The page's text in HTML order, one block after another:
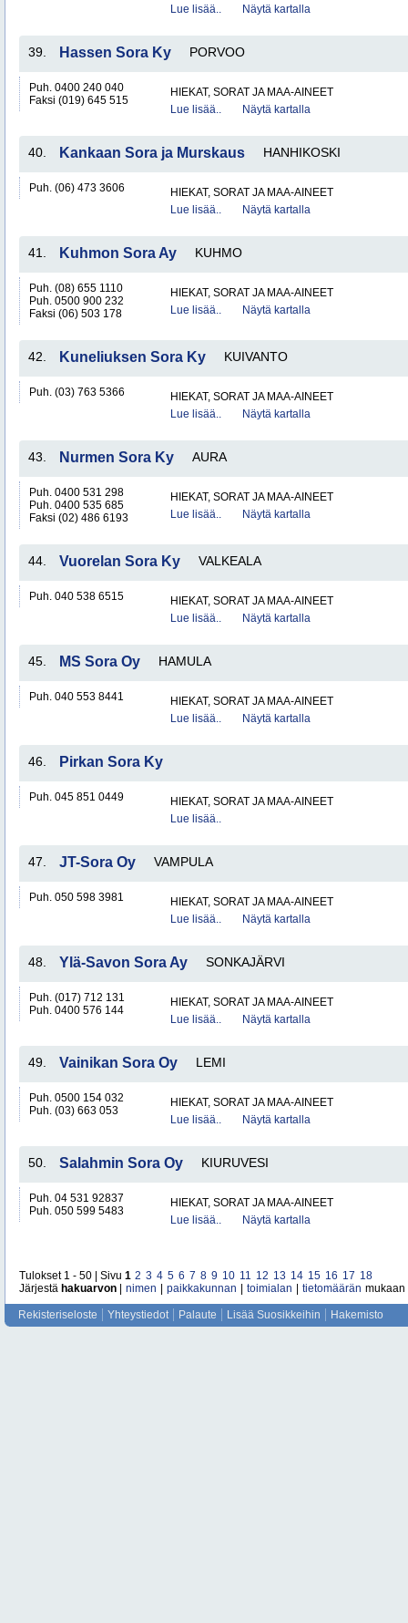
Lue lisää..
Näytä kartalla
39. Hassen Sora Ky PORVOO
Puh. 0400 240 040
Faksi (019) 645 515
HIEKAT, SORAT JA MAA-AINEET
Lue lisää..
Näytä kartalla
40. Kankaan Sora ja Murskaus HANHIKOSKI
Puh. (06) 473 3606
HIEKAT, SORAT JA MAA-AINEET
Lue lisää..
Näytä kartalla
41. Kuhmon Sora Ay KUHMO
Puh. (08) 655 1110
Puh. 0500 900 232
Faksi (06) 503 178
HIEKAT, SORAT JA MAA-AINEET
Lue lisää..
Näytä kartalla
42. Kuneliuksen Sora Ky KUIVANTO
Puh. (03) 763 5366
HIEKAT, SORAT JA MAA-AINEET
Lue lisää..
Näytä kartalla
43. Nurmen Sora Ky AURA
Puh. 0400 531 298
Puh. 0400 535 685
Faksi (02) 486 6193
HIEKAT, SORAT JA MAA-AINEET
Lue lisää..
Näytä kartalla
44. Vuorelan Sora Ky VALKEALA
Puh. 040 538 6515
HIEKAT, SORAT JA MAA-AINEET
Lue lisää..
Näytä kartalla
45. MS Sora Oy HAMULA
Puh. 040 553 8441
HIEKAT, SORAT JA MAA-AINEET
Lue lisää..
Näytä kartalla
46. Pirkan Sora Ky
Puh. 045 851 0449
HIEKAT, SORAT JA MAA-AINEET
Lue lisää..
47. JT-Sora Oy VAMPULA
Puh. 050 598 3981
HIEKAT, SORAT JA MAA-AINEET
Lue lisää..
Näytä kartalla
48. Ylä-Savon Sora Ay SONKAJÄRVI
Puh. (017) 712 131
Puh. 0400 576 144
HIEKAT, SORAT JA MAA-AINEET
Lue lisää..
Näytä kartalla
49. Vainikan Sora Oy LEMI
Puh. 0500 154 032
Puh. (03) 663 053
HIEKAT, SORAT JA MAA-AINEET
Lue lisää..
Näytä kartalla
50. Salahmin Sora Oy KIURUVESI
Puh. 04 531 92837
Puh. 050 599 5483
HIEKAT, SORAT JA MAA-AINEET
Lue lisää..
Näytä kartalla
Tulokset 1 - 50 | Sivu 1 2 3 4 5 6 7 8 9 10 11 12 13 14 15 16 17 18
Järjestä hakuarvon nimen paikkakunnan toimialan tietomäärän mukaan
Rekisteriseloste Yhteystiedot Palaute Lisää Suosikkeihin Hakemisto